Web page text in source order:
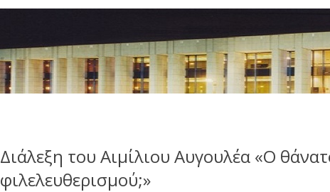
Διάλεξη του Αιμίλιου Αυγουλέα «Ο
φιλελευθερισμού;»